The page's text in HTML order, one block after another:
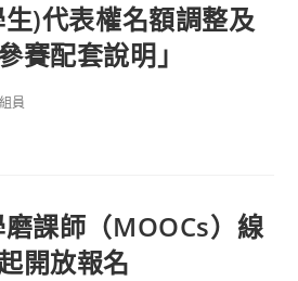
)代表權名額調整及
賽配套說明」
員
課師（MOOCs）線
開放報名